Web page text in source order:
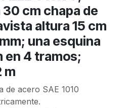
cm chapa de
altura 15 cm
una esquina
en 4 tramos;
m
de acero SAE 1010